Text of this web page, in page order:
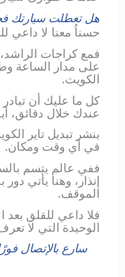
هل تعطلت سيارتك
حسناُ معنا لا داعي
فمع كراجات
على مدار الساعة
الكويت.
كل ما عليك أن تبادر
عندك خلال دقائق،
بنشر تبديل تاير
في أي وقت ومكان.
ففي عالم يتسم
إنذار، وهنا يأتي
الموقف.
فلا داعي للقلق بعد
الوحيدة التي لا
سارع بالإتصال